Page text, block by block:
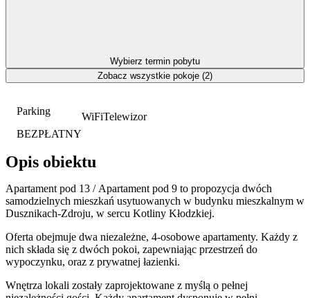
Parking
BEZPŁATNY
WiFiTelewizor
Opis obiektu
Apartament pod 13 / Apartament pod 9 to propozycja dwóch
samodzielnych mieszkań usytuowanych w budynku mieszkalnym w
Dusznikach-Zdroju, w sercu Kotliny Kłodzkiej.
Oferta obejmuje dwa niezależne, 4-osobowe apartamenty. Każdy z
nich składa się z dwóch pokoi, zapewniając przestrzeń do
wypoczynku, oraz z prywatnej łazienki.
Wnętrza lokali zostały zaprojektowane z myślą o pełnej
Wybierz termin pobytu
Zobacz wszystkie pokoje (2)